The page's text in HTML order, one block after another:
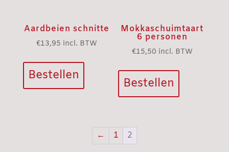
Aardbeien schnitte
€13,95 incl. BTW
Bestellen
Mokkaschuimtaart
6 personen
€15,50 incl. BTW
Bestellen
← 1 2